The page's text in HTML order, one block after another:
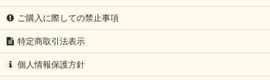
ご購入に際しての禁止事項
特定商取引法表示
個人情報保護方針